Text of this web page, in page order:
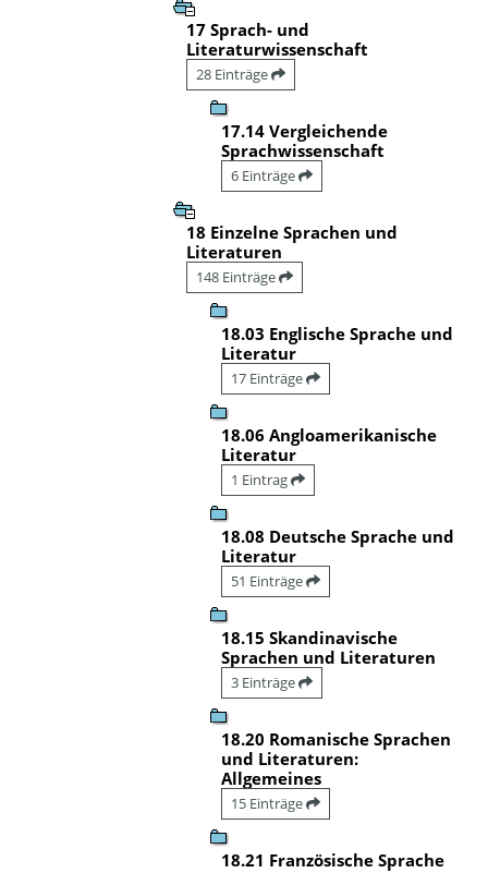
17 Sprach- und
Literaturwissenschaft
28 Einträge
17.14 Vergleichende
Sprachwissenschaft
6 Einträge
18 Einzelne Sprachen und
Literaturen
148 Einträge
18.03 Englische Sprache und
Literatur
17 Einträge
18.06 Angloamerikanische
Literatur
1 Eintrag
18.08 Deutsche Sprache und
Literatur
51 Einträge
18.15 Skandinavische
Sprachen und Literaturen
3 Einträge
18.20 Romanische Sprachen
und Literaturen:
Allgemeines
15 Einträge
18.21 Französische Sprache